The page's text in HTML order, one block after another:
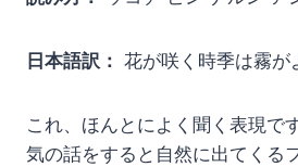
日本語訳： 花が咲く時季は霧が
これ、ほんとによく聞く表現で
気の話をすると自然に出てくる